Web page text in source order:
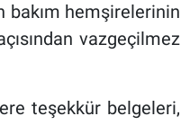
bakım hemşirelerinin
vazgeçilmez
teşekkür belgeleri,